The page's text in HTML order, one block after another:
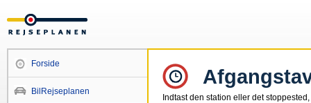
Forside
BilRejseplanen
Indtast den station eller det